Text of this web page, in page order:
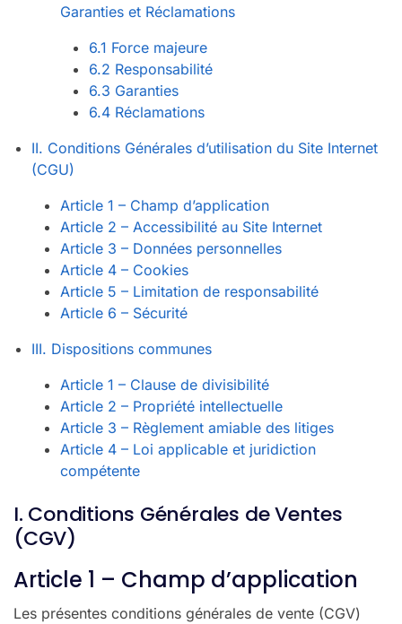
Garanties et Réclamations
6.1 Force majeure
6.2 Responsabilité
6.3 Garanties
6.4 Réclamations
II. Conditions Générales d’utilisation du Site Internet
(CGU)
Article 1 – Champ d’application
Article 2 – Accessibilité au Site Internet
Article 3 – Données personnelles
Article 4 – Cookies
Article 5 – Limitation de responsabilité
Article 6 – Sécurité
III. Dispositions communes
Article 1 – Clause de divisibilité
Article 2 – Propriété intellectuelle
Article 3 – Règlement amiable des litiges
Article 4 – Loi applicable et juridiction
compétente
I. Conditions Générales de Ventes
(CGV)
Article 1 – Champ d’application
Les présentes conditions générales de vente (CGV)